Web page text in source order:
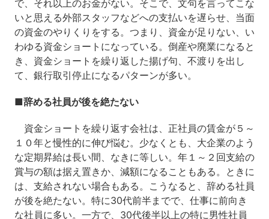
で、それ以上のお金がない。そこで、文句を言ってこな
いと思える外部スタッフなどへの支払いを遅らせ、当面
の資金のやりくりをする。つまり、資金が足りない、い
わゆる資金ショートになっている。倒産や廃業になると
き、資金ショートを繰り返した揚げ句、不渡りを出し
て、銀行取引停止になるパターンが多い。
■辞める社員が後を絶たない
資金ショートを繰り返す会社は、正社員の賃金が５～
１０年と慢性的に伸び悩む。少なくとも、大企業のよう
な定期昇給は長い間、なきに等しい。年１～２回支給の
賞与の額は据え置きか、減額になることもある。ときに
は、支給されない場合もある。こうなると、辞める社員
が後を絶たない。特に30代前半までで、仕事に前向き
な社員に多い。一方で、30代後半以上の特に男性社員